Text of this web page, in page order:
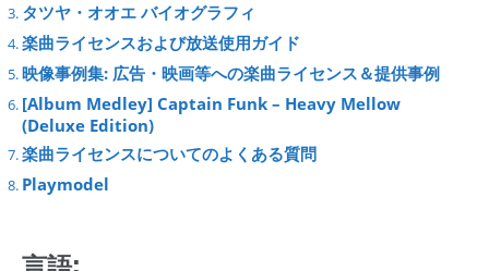
タツヤ・オオエ バイオグラフィ
楽曲ライセンスおよび放送使用ガイド
映像事例集: 広告・映画等への楽曲ライセンス＆提供事例
[Album Medley] Captain Funk – Heavy Mellow
(Deluxe Edition)
楽曲ライセンスについてのよくある質問
Playmodel